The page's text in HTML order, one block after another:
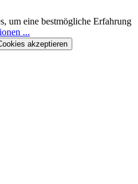
um eine bestmögliche Erfahrung
...
akzeptieren